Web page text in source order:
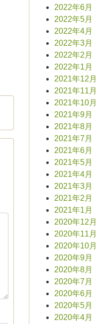
2022年6月
2022年5月
2022年4月
2022年3月
2022年2月
2022年1月
2021年12月
2021年11月
2021年10月
2021年9月
2021年8月
2021年7月
2021年6月
2021年5月
2021年4月
2021年3月
2021年2月
2021年1月
2020年12月
2020年11月
2020年10月
2020年9月
2020年8月
2020年7月
2020年6月
2020年5月
2020年4月